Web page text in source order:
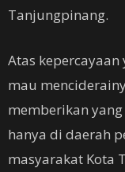
Tanjungpinang.
Atas
mau
memberikan
hanya di daerah
masyarakat Kota